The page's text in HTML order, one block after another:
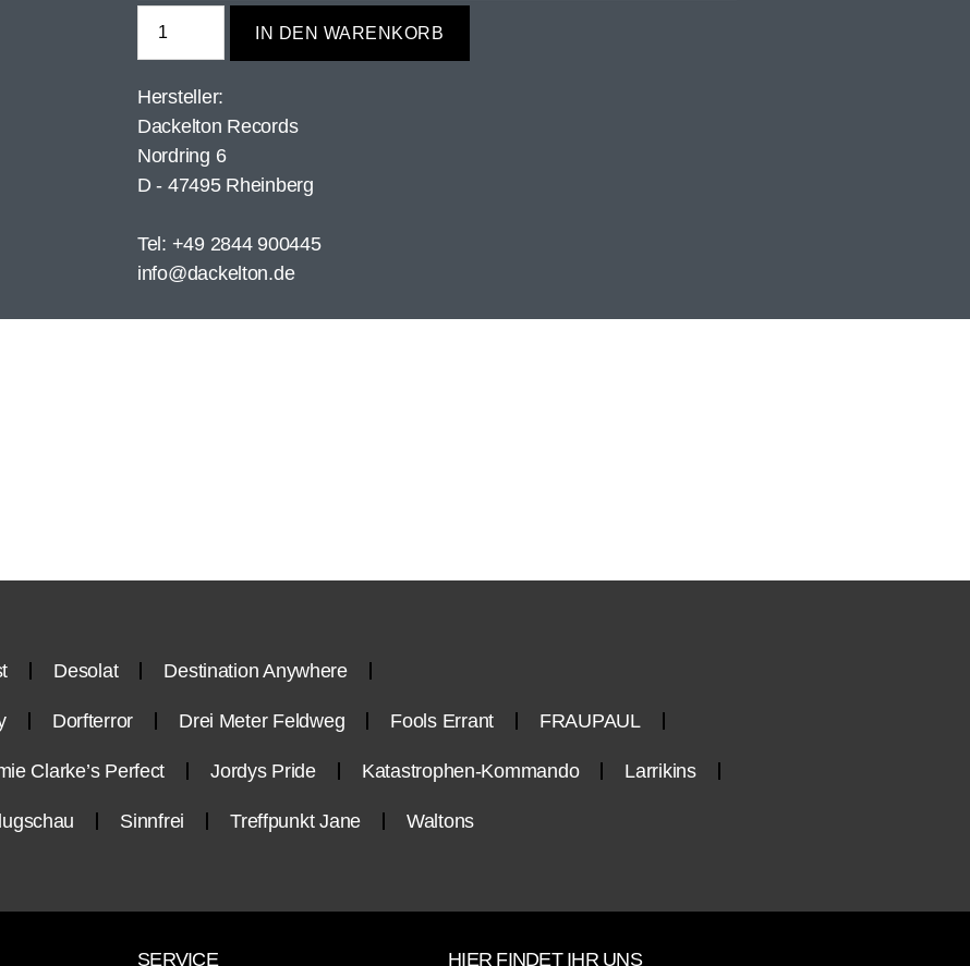
IN DEN WARENKORB
Hersteller:
Dackelton Records
Nordring 6
D - 47495 Rheinberg
Tel: +49 2844 900445
info@dackelton.de
Desolat Destination Anywhere
Dorfterror Drei Meter Feldweg Fools Errant FRAUPAUL
Clarke’s Perfect Jordys Pride Katastrophen-Kommando Larrikins
Sinnfrei Treffpunkt Jane Waltons
SERVICE HIER FINDET IHR UNS